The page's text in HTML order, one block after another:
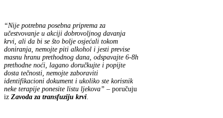
“Nije potrebna posebna priprema za
učestvovanje u akciji dobrovoljnog davanja
krvi, ali da bi se što bolje osjećali tokom
doniranja, nemojte piti alkohol i jesti previse
masnu hranu prethodnog dana, odspavajte 6-8h
prethodne noći, lagano doručkujte i popijte
dosta tečnosti, nemojte zaboraviti
identifikacioni dokument i ukoliko ste korisnik
neke terapije ponesite listu ljekova” – poručuju
iz Zavoda za transfuziju krvi